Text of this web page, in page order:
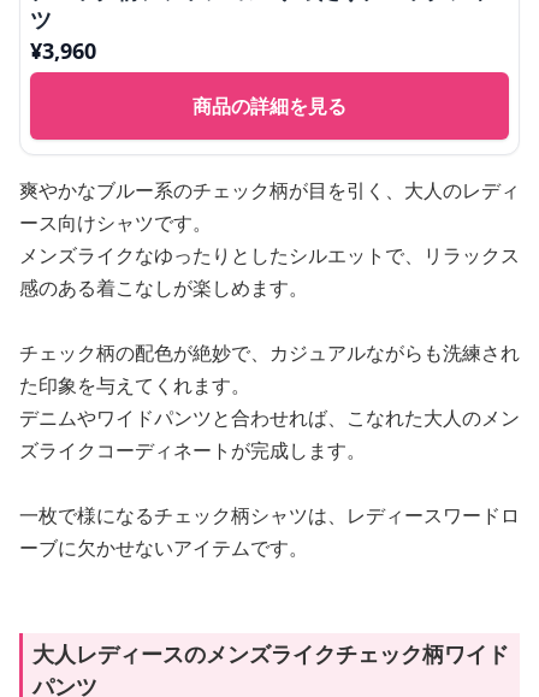
ツ
¥3,960
商品の詳細を見る
爽やかなブルー系のチェック柄が目を引く、大人のレディ
ース向けシャツです。
メンズライクなゆったりとしたシルエットで、リラックス
感のある着こなしが楽しめます。
チェック柄の配色が絶妙で、カジュアルながらも洗練され
た印象を与えてくれます。
デニムやワイドパンツと合わせれば、こなれた大人のメン
ズライクコーディネートが完成します。
一枚で様になるチェック柄シャツは、レディースワードロ
ーブに欠かせないアイテムです。
大人レディースのメンズライクチェック柄ワイド
パンツ